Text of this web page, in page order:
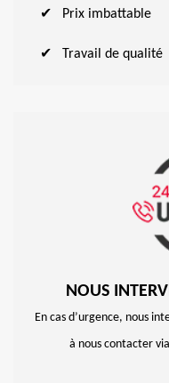
Prix imbattable
Travail de qualité
NOUS
En cas d’urgence, nous
à nous contacter